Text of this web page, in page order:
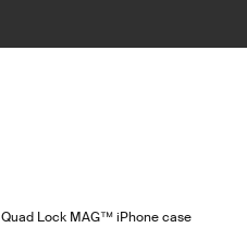
Quad Lock MAG™ iPhone case